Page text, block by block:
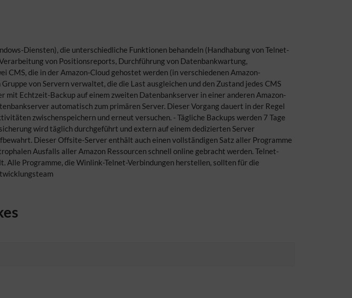
Diensten), die unterschiedliche Funktionen behandeln (Handhabung von Telnet-
von Positionsreports, Durchführung von Datenbankwartung,
die in der Amazon-Cloud gehostet werden (in verschiedenen Amazon-
von Servern verwaltet, die die Last ausgleichen und den Zustand jedes CMS
Echtzeit-Backup auf einem zweiten Datenbankserver in einer anderen Amazon-
automatisch zum primären Server. Dieser Vorgang dauert in der Regel
zwischenspeichern und erneut versuchen. - Tägliche Backups werden 7 Tage
wird täglich durchgeführt und extern auf einem dedizierten Server
Dieser Offsite-Server enthält auch einen vollständigen Satz aller Programme
Ausfalls aller Amazon Ressourcen schnell online gebracht werden. Telnet-
Programme, die Winlink-Telnet-Verbindungen herstellen, sollten für die